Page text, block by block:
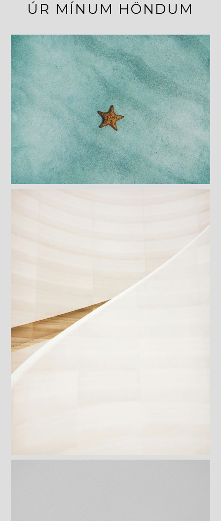
ÚR MÍNUM HÖNDUM